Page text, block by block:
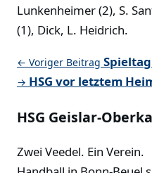
Lunkenheimer (2), S.
(1), Dick, L. Heidrich.
← Voriger Beitrag
→ HSG vor letztem
HSG Geislar-
Zwei Veedel. Ein Verein.